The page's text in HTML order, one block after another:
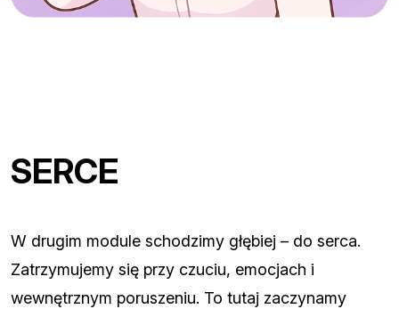
SERCE
W drugim module schodzimy głębiej – do serca.
Zatrzymujemy się przy czuciu, emocjach i
wewnętrznym poruszeniu. To tutaj zaczynamy